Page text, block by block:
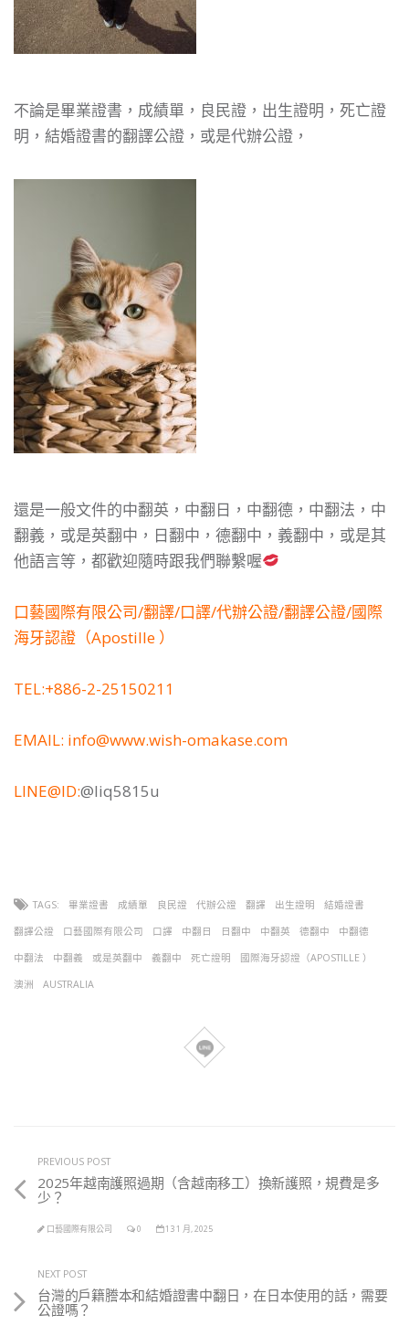
不論是畢業證書，成績單，良民證，出生證明，死亡證
明，結婚證書的翻譯公證，或是代辦公證，
還是一般文件的中翻英，中翻日，中翻德，中翻法，中
翻義，或是英翻中，日翻中，德翻中，義翻中，或是其
他語言等，都歡迎隨時跟我們聯繫喔
口藝國際有限公司/翻譯/口譯/代辦公證/翻譯公證/國際
海牙認證（Apostille ）
TEL:+886-2-25150211
EMAIL: info@www.wish-omakase.com
LINE@ID:@liq5815u
TAGS: 畢業證書 成績單 良民證 代辦公證 翻譯 出生證明 結婚證書
翻譯公證 口藝國際有限公司 口譯 中翻日 日翻中 中翻英 德翻中 中翻德
中翻法 中翻義 或是英翻中 義翻中 死亡證明 國際海牙認證（APOSTILLE ）
澳洲 AUSTRALIA
PREVIOUS POST
2025年越南護照過期（含越南移工）換新護照，規費是多
少？
口藝國際有限公司 0 13 1 月, 2025
NEXT POST
台灣的戶籍謄本和結婚證書中翻日，在日本使用的話，需要
公證嗎？